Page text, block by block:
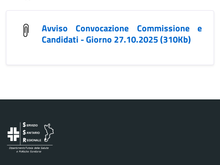
Avviso Convocazione Commissione e
Candidati - Giorno 27.10.2025 (310Kb)